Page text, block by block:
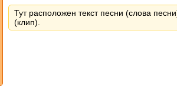
Тут расположен текст песни (слова
(клип).